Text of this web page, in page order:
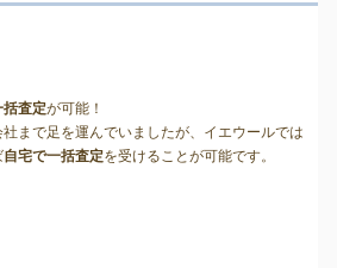
括査定が可能！
まで足を運んでいましたが、イエウールでは
自宅で一括査定を受けることが可能です。